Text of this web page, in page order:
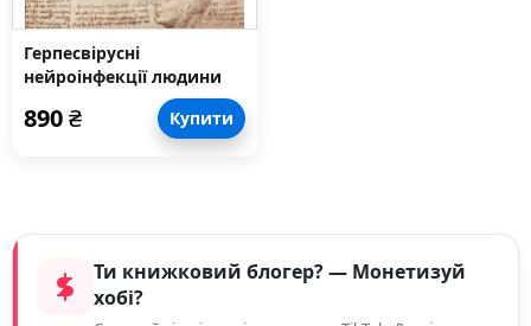
Герпесвірусні
нейроінфекції людини
890₴ Купити
Ти книжковий блогер? — Монетизуй
хобі?